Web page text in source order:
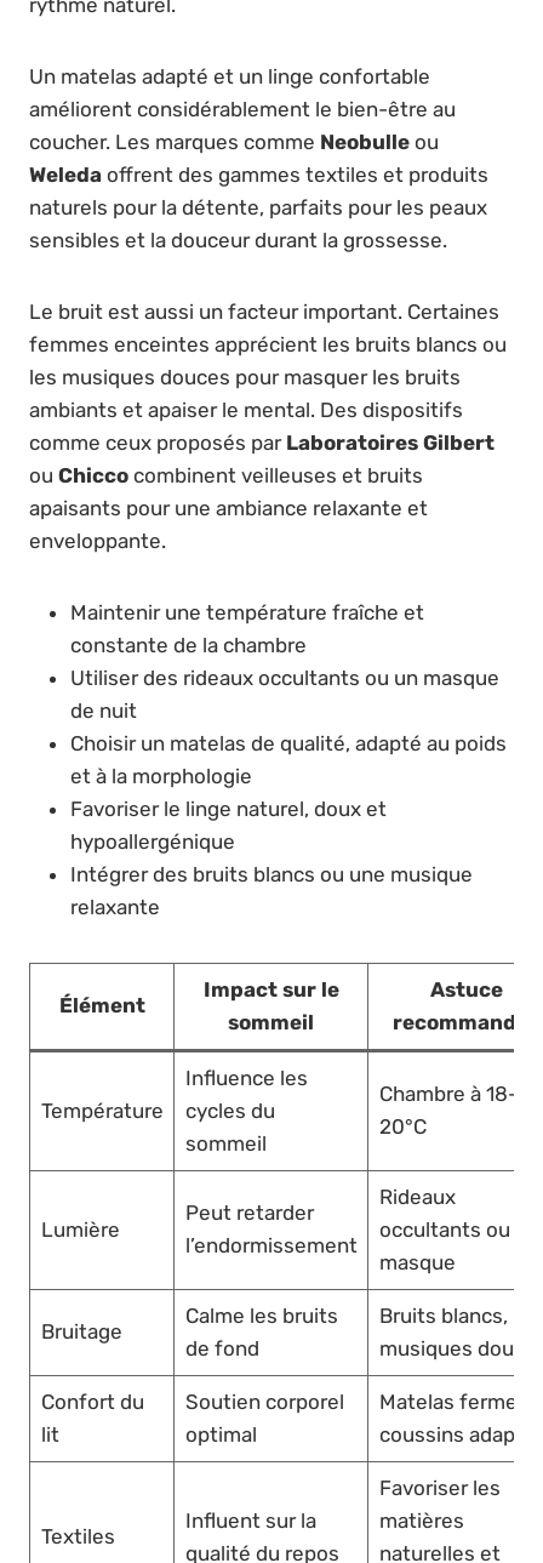
rythme naturel.
Un matelas adapté et un linge confortable
améliorent considérablement le bien-être au
coucher. Les marques comme Neobulle ou
Weleda offrent des gammes textiles et produits
naturels pour la détente, parfaits pour les peaux
sensibles et la douceur durant la grossesse.
Le bruit est aussi un facteur important. Certaines
femmes enceintes apprécient les bruits blancs ou
les musiques douces pour masquer les bruits
ambiants et apaiser le mental. Des dispositifs
comme ceux proposés par Laboratoires Gilbert
ou Chicco combinent veilleuses et bruits
apaisants pour une ambiance relaxante et
enveloppante.
Maintenir une température fraîche et
constante de la chambre
Utiliser des rideaux occultants ou un masque
de nuit
Choisir un matelas de qualité, adapté au poids
et à la morphologie
Favoriser le linge naturel, doux et
hypoallergénique
Intégrer des bruits blancs ou une musique
relaxante
Élément
Impact sur le
sommeil
Astuce
recommandée
Température
Influence les
cycles du
sommeil
Chambre à 18-
20°C
Lumière
Peut retarder
l’endormissement
Rideaux
occultants ou
masque
Bruitage
Calme les bruits
de fond
Bruits blancs,
musiques
Confort du
lit
Soutien corporel
optimal
Matelas ferme et
coussins
Textiles
Influent sur la
qualité du repos
Favoriser les
matières
naturelles et